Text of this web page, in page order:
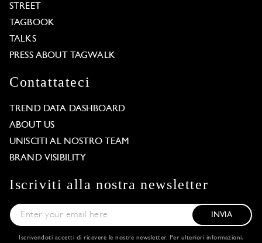
STREET
TAGBOOK
TALKS
PRESS ABOUT TAGWALK
Contattateci
TREND DATA DASHBOARD
ABOUT US
UNISCITI AL NOSTRO TEAM
BRAND VISIBILITY
Iscriviti alla nostra newsletter
INVIA
Iscrivendoti accetti di ricevere le nostre newsletter. Per ulteriori informazioni,